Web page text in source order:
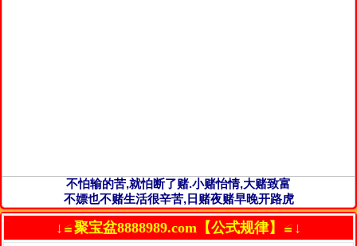
不怕输的苦,就怕断了赌.小赌怡情,大赌致富
不嫖也不赌生活很辛苦,日赌夜赌早晚开路虎
↓≌聚宝盆8888989.com【公式规律】≌↓